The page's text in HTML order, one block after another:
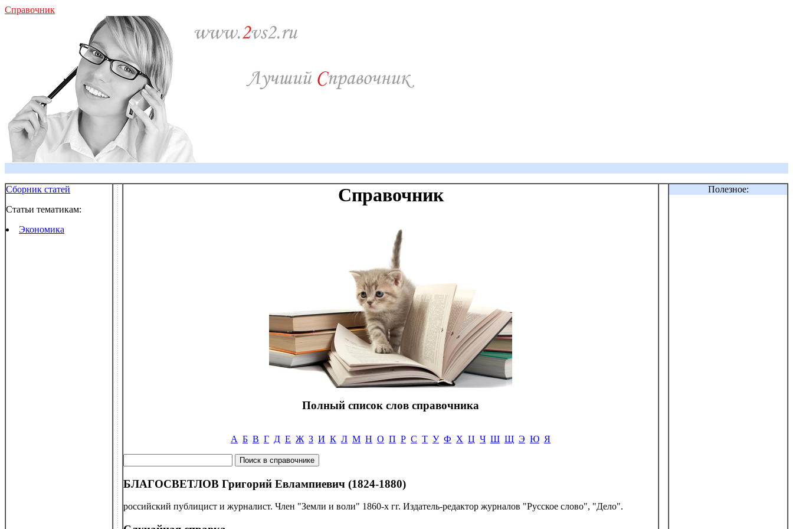
Справочник
Сборник статей
Статьи тематикам:
Экономика
Справочник
Полный список слов справочника
А Б В Г Д Е Ж З И К Л М Н О П Р С Т У Ф Х Ц Ч Ш Щ Э Ю Я
БЛАГОСВЕТЛОВ Григорий Евлампиевич (1824-1880)
российский публицист и журналист. Член "Земли и воли" 1860-х гг. Издатель-редактор журналов "Русское слово", "Дело".
Полезное: